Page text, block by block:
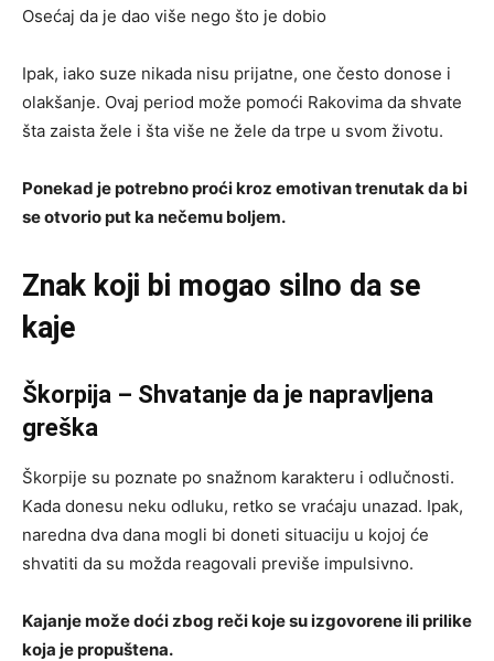
Osećaj da je dao više nego što je dobio
Ipak, iako suze nikada nisu prijatne, one često donose i
olakšanje. Ovaj period može pomoći Rakovima da shvate
šta zaista žele i šta više ne žele da trpe u svom životu.
Ponekad je potrebno proći kroz emotivan trenutak da bi
se otvorio put ka nečemu boljem.
Znak koji bi mogao silno da se
kaje
Škorpija – Shvatanje da je napravljena
greška
Škorpije su poznate po snažnom karakteru i odlučnosti.
Kada donesu neku odluku, retko se vraćaju unazad. Ipak,
naredna dva dana mogli bi doneti situaciju u kojoj će
shvatiti da su možda reagovali previše impulsivno.
Kajanje može doći zbog reči koje su izgovorene ili prilike
koja je propuštena.